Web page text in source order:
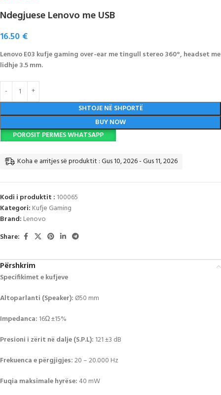
Ndegjuese Lenovo me USB
16.50 €
Lenovo E03 kufje gaming over-ear me tingull stereo 360°, headset me
lidhje 3.5 mm.
SHTOJE NË SHPORTË
BUY NOW
POROSIT PERMES WHATSAPP
Koha e arritjes së produktit : Gus 10, 2026 - Gus 11, 2026
Kodi i produktit : 100065
Kategori: Kufje Gaming
Brand: Lenovo
Share:
Përshkrim
Specifikimet e kufjeve
Altoparlanti (Speaker): Ø50 mm
Impedanca: 16Ω ±15%
Presioni i zërit në dalje (S.P.L): 121 ±3 dB
Frekuenca e përgjigjes:20 – 20.000 Hz
Fuqia maksimale hyrëse: 40 mW